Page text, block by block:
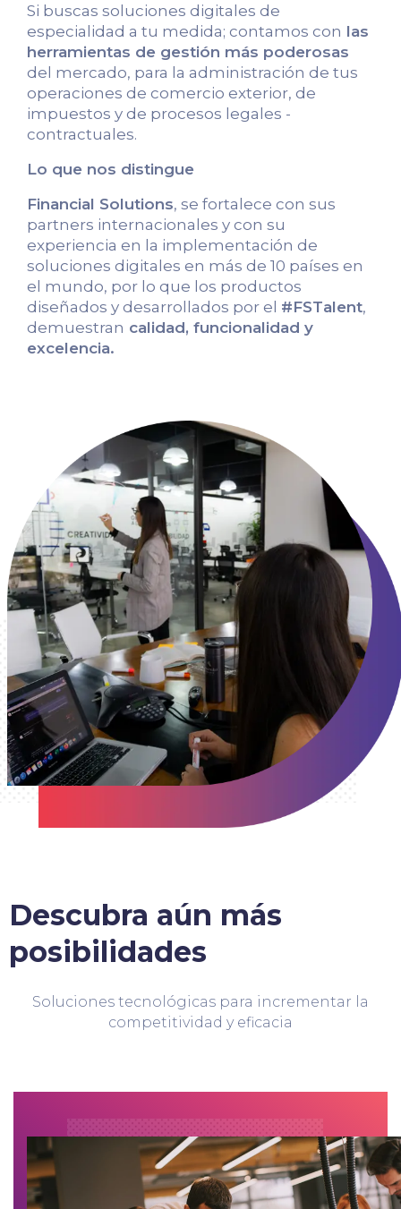
Si buscas soluciones digitales de
especialidad a tu medida; contamos con las
herramientas de gestión más poderosas
del mercado, para la administración de tus
operaciones de comercio exterior, de
impuestos y de procesos legales -
contractuales.
Lo que nos distingue
Financial Solutions, se fortalece con sus
partners internacionales y con su
experiencia en la implementación de
soluciones digitales en más de 10 países en
el mundo, por lo que los productos
diseñados y desarrollados por el #FSTalent,
demuestran calidad, funcionalidad y
excelencia.
Descubra aún más
posibilidades
Soluciones tecnológicas para incrementar la
competitividad y eficacia